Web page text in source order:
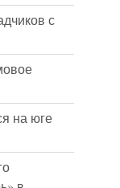
с
на юге